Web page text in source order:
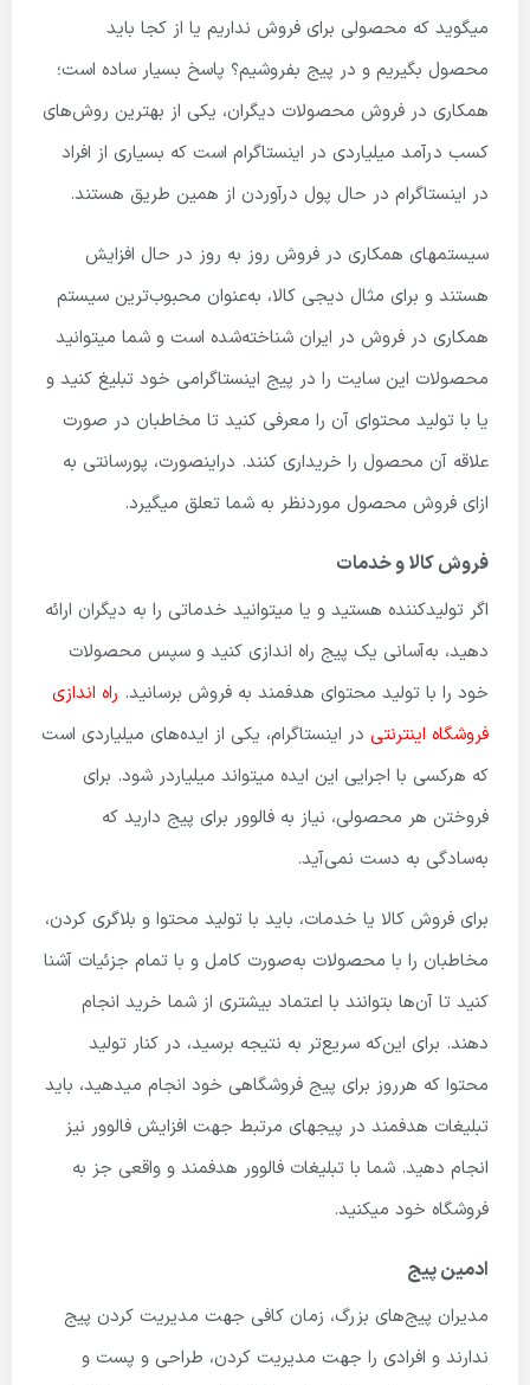
میگوید که محصولی برای فروش نداریم یا از کجا باید
محصول بگیریم و در پیج بفروشیم؟ پاسخ بسیار ساده است؛
همکاری در فروش محصولات دیگران، یکی از بهترین روش‌های
کسب درآمد میلیاردی در اینستاگرام است که بسیاری از افراد
در اینستاگرام در حال پول درآوردن از همین طریق هستند.
سیستم­های همکاری در فروش روز به روز در حال افزایش
هستند و برای مثال دیجی کالا، به‌عنوان محبوب‌ترین سیستم
همکاری در فروش در ایران شناخته‌شده است و شما میتوانید
محصولات این سایت را در پیج اینستاگرامی خود تبلیغ کنید و
یا با تولید محتوای آن را معرفی کنید تا مخاطبان در صورت
علاقه آن محصول را خریداری کنند. ‏دراینصورت، پورسانتی به
ازای فروش محصول موردنظر به شما تعلق میگیرد.
فروش کالا و خدمات
اگر تولیدکننده هستید و یا میتوانید خدماتی را به دیگران ارائه
دهید، به‌آسانی یک پیج راه اندازی کنید و سپس محصولات
خود را با تولید محتوای هدفمند به فروش برسانید. راه اندازی
فروشگاه اینترنتی در اینستاگرام، یکی از ایده‌های میلیاردی است
که هرکسی با اجرایی این ایده میتواند میلیاردر شود. برای
فروختن هر محصولی، نیاز به فالوور برای پیج دارید که
به‌سادگی به دست نمی‌آید.
برای فروش کالا یا خدمات، باید با تولید محتوا و بلاگری کردن،
مخاطبان را با محصولات به‌صورت کامل و با تمام جزئیات آشنا
کنید تا آن‌ها بتوانند با اعتماد بیشتری از شما خرید انجام
دهند. برای این‌که سریع‌تر به نتیجه برسید، در کنار تولید
محتوا که هرروز برای پیج فروشگاهی خود انجام میدهید، باید
تبلیغات هدفمند در پیج­های مرتبط جهت افزایش فالوور نیز
انجام دهید. شما با تبلیغات فالوور هدفمند و واقعی جز به
فروشگاه خود میکنید.
ادمین پیج
مدیران پیج‌های بزرگ، زمان کافی جهت مدیریت کردن پیج
ندارند و افرادی را جهت مدیریت کردن، طراحی و پست و